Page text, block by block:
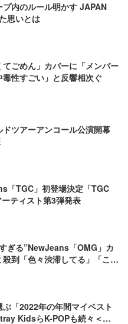
内のルール明かす JAPAN
思いとは
ごめん」カバーに「メンバー
性すごい」と反響相次ぐ
ツアーアンコール公演開幕
「TGC」初登場決定「TGC
ティスト第3弾発表
ぎる”NewJeans「OMG」カ
到「色々渋滞してる」「こん
「2022年の年間マイベスト
KidsらK-POPも続々＜ト